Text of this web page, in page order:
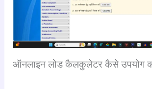
ऑनलाइन लोड कैलकुलेटर कैसे उपयोग